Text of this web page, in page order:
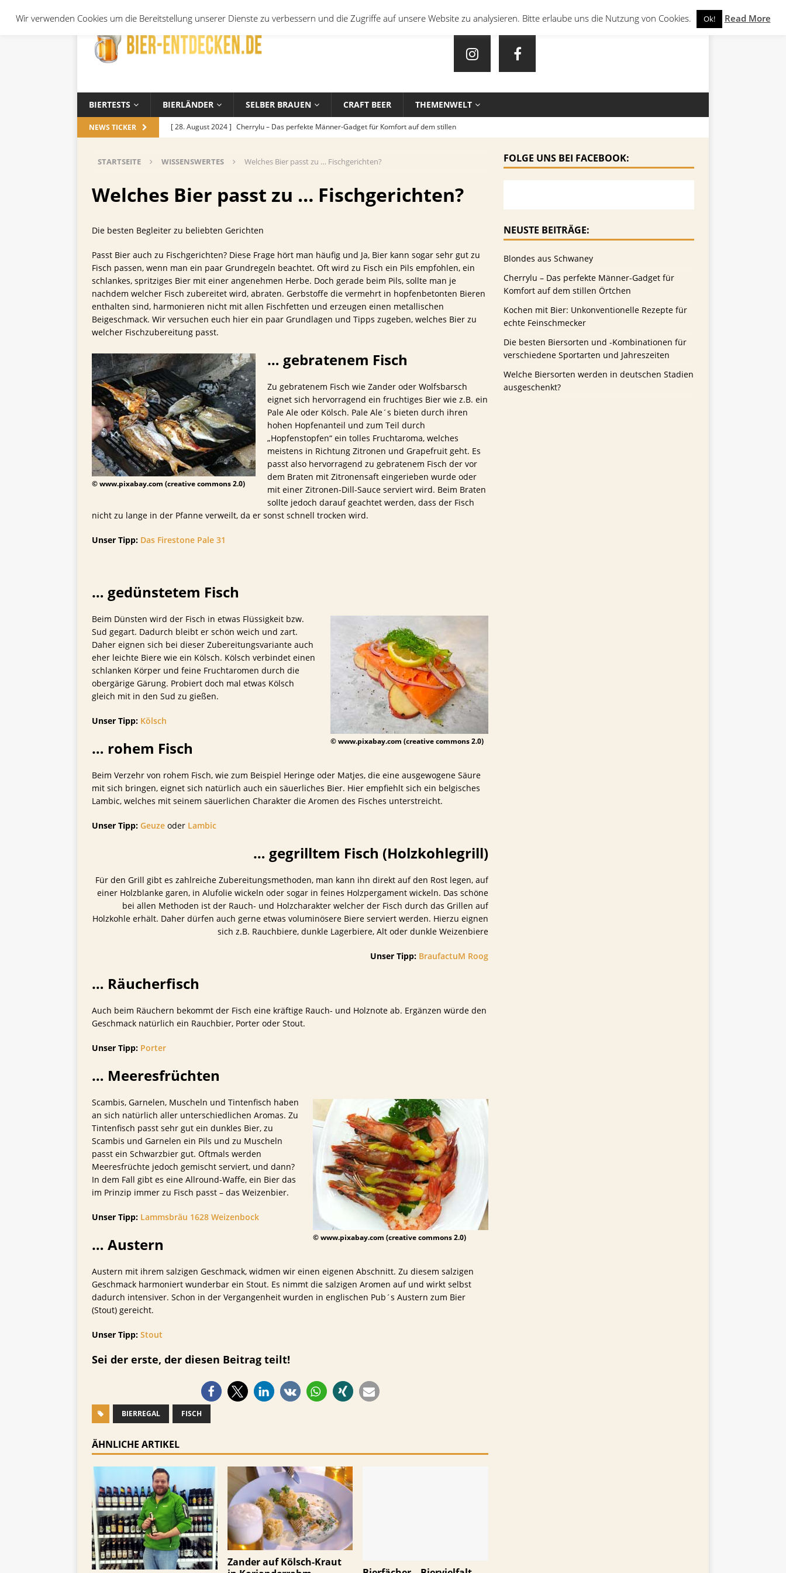
BIERTESTS BIERLÄNDER SELBER BRAUEN CRAFT BEER THEMENWELT
NEWS TICKER [ 28. August 2024 ] Cherrylu – Das perfekte Männer-Gadget für Komfort auf dem stillen
[ 14. November 2023 ]
Kochen mit Bier: Unkonventionelle Rezepte für echte Feinschmecker
ALLGEMEIN
[ 17. Oktober 2023 ]
Die besten Biersorten und -Kombinationen für verschiedene Sportarten
und Jahreszeiten
ALLGEMEIN
TIPPS FÜR BIERTRINKER
[ 29. Mai 2025 ] Blondes aus Schwaney BIERTESTS
STARTSEITE WISSENSWERTES Welches Bier passt zu … Fischgerichten?
Welches Bier passt zu … Fischgerichten?
Die besten Begleiter zu beliebten Gerichten
Passt Bier auch zu Fischgerichten? Diese Frage hört man häufig und Ja, Bier kann sogar sehr gut zu
Fisch passen, wenn man ein paar Grundregeln beachtet. Oft wird zu Fisch ein Pils empfohlen, ein
schlankes, spritziges Bier mit einer angenehmen Herbe. Doch gerade beim Pils, sollte man je
nachdem welcher Fisch zubereitet wird, abraten. Gerbstoffe die vermehrt in hopfenbetonten Bieren
enthalten sind, harmonieren nicht mit allen Fischfetten und erzeugen einen metallischen
Beigeschmack. Wir versuchen euch hier ein paar Grundlagen und Tipps zugeben, welches Bier zu
welcher Fischzubereitung passt.
© www.pixabay.com (creative commons 2.0)
… gebratenem Fisch
Zu gebratenem Fisch wie Zander oder Wolfsbarsch
eignet sich hervorragend ein fruchtiges Bier wie z.B. ein
Pale Ale oder Kölsch. Pale Ale´s bieten durch ihren
hohen Hopfenanteil und zum Teil durch
„Hopfenstopfen“ ein tolles Fruchtaroma, welches
meistens in Richtung Zitronen und Grapefruit geht. Es
passt also hervorragend zu gebratenem Fisch der vor
dem Braten mit Zitronensaft eingerieben wurde oder
mit einer Zitronen-Dill-Sauce serviert wird. Beim Braten
sollte jedoch darauf geachtet werden, dass der Fisch
nicht zu lange in der Pfanne verweilt, da er sonst schnell trocken wird.
Unser Tipp: Das Firestone Pale 31
… gedünstetem Fisch
© www.pixabay.com (creative commons 2.0)
Beim Dünsten wird der Fisch in etwas Flüssigkeit bzw.
Sud gegart. Dadurch bleibt er schön weich und zart.
Daher eignen sich bei dieser Zubereitungsvariante auch
eher leichte Biere wie ein Kölsch. Kölsch verbindet einen
schlanken Körper und feine Fruchtaromen durch die
obergärige Gärung. Probiert doch mal etwas Kölsch
gleich mit in den Sud zu gießen.
Unser Tipp: Kölsch
… rohem Fisch
Beim Verzehr von rohem Fisch, wie zum Beispiel Heringe oder Matjes, die eine ausgewogene Säure
mit sich bringen, eignet sich natürlich auch ein säuerliches Bier. Hier empfiehlt sich ein belgisches
Lambic, welches mit seinem säuerlichen Charakter die Aromen des Fisches unterstreicht.
Unser Tipp: Geuze oder Lambic
… gegrilltem Fisch (Holzkohlegrill)
Für den Grill gibt es zahlreiche Zubereitungsmethoden, man kann ihn direkt auf den Rost legen, auf
einer Holzblanke garen, in Alufolie wickeln oder sogar in feines Holzpergament wickeln. Das schöne
bei allen Methoden ist der Rauch- und Holzcharakter welcher der Fisch durch das Grillen auf
Holzkohle erhält. Daher dürfen auch gerne etwas voluminösere Biere serviert werden. Hierzu eignen
sich z.B. Rauchbiere, dunkle Lagerbiere, Alt oder dunkle Weizenbiere
Unser Tipp: BraufactuM Roog
… Räucherfisch
Auch beim Räuchern bekommt der Fisch eine kräftige Rauch- und Holznote ab. Ergänzen würde den
Geschmack natürlich ein Rauchbier, Porter oder Stout.
Unser Tipp: Porter
… Meeresfrüchten
© www.pixabay.com (creative commons 2.0)
Scambis, Garnelen, Muscheln und Tintenfisch haben
an sich natürlich aller unterschiedlichen Aromas. Zu
Tintenfisch passt sehr gut ein dunkles Bier, zu
Scambis und Garnelen ein Pils und zu Muscheln
passt ein Schwarzbier gut. Oftmals werden
Meeresfrüchte jedoch gemischt serviert, und dann?
In dem Fall gibt es eine Allround-Waffe, ein Bier das
im Prinzip immer zu Fisch passt – das Weizenbier.
Unser Tipp: Lammsbräu 1628 Weizenbock
… Austern
Austern mit ihrem salzigen Geschmack, widmen wir einen eigenen Abschnitt. Zu diesem salzigen
Geschmack harmoniert wunderbar ein Stout. Es nimmt die salzigen Aromen auf und wirkt selbst
dadurch intensiver. Schon in der Vergangenheit wurden in englischen Pub´s Austern zum Bier
(Stout) gereicht.
Unser Tipp: Stout
Sei der erste, der diesen Beitrag teilt!
BIERREGAL FISCH
ÄHNLICHE ARTIKEL
Zander auf Kölsch-Kraut
FOLGE UNS BEI FACEBOOK:
NEUSTE BEITRÄGE:
Blondes aus Schwaney
Cherrylu – Das perfekte Männer-Gadget für
Komfort auf dem stillen Örtchen
Kochen mit Bier: Unkonventionelle Rezepte für
echte Feinschmecker
Die besten Biersorten und -Kombinationen für
verschiedene Sportarten und Jahreszeiten
Welche Biersorten werden in deutschen Stadien
ausgeschenkt?
Wir verwenden Cookies um die Bereitstellung unserer Dienste zu verbessern und die Zugriffe auf unsere Website zu analysieren. Bitte erlaube uns die Nutzung von Cookies. Ok! Read More